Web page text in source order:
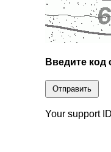
Введите код
Отправить
Your support